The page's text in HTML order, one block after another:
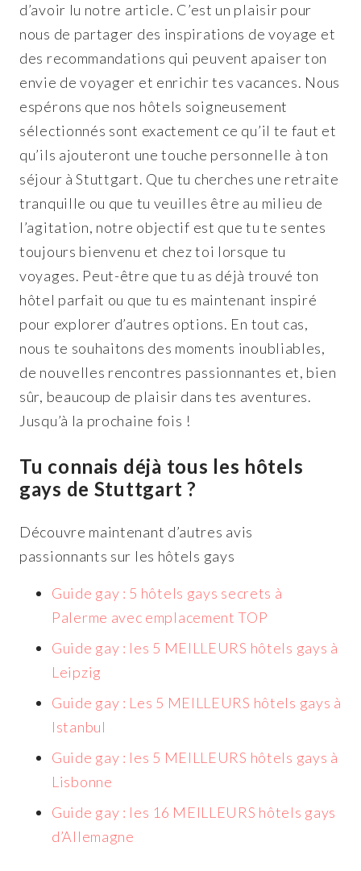
d’avoir lu notre article. C’est un plaisir pour
nous de partager des inspirations de voyage et
des recommandations qui peuvent apaiser ton
envie de voyager et enrichir tes vacances. Nous
espérons que nos hôtels soigneusement
sélectionnés sont exactement ce qu’il te faut et
qu’ils ajouteront une touche personnelle à ton
séjour à Stuttgart. Que tu cherches une retraite
tranquille ou que tu veuilles être au milieu de
l’agitation, notre objectif est que tu te sentes
toujours bienvenu et chez toi lorsque tu
voyages. Peut-être que tu as déjà trouvé ton
hôtel parfait ou que tu es maintenant inspiré
pour explorer d’autres options. En tout cas,
nous te souhaitons des moments inoubliables,
de nouvelles rencontres passionnantes et, bien
sûr, beaucoup de plaisir dans tes aventures.
Jusqu’à la prochaine fois !
Tu connais déjà tous les hôtels
gays de Stuttgart ?
Découvre maintenant d’autres avis
passionnants sur les hôtels gays
Guide gay : 5 hôtels gays secrets à
Palerme avec emplacement TOP
Guide gay : les 5 MEILLEURS hôtels gays à
Leipzig
Guide gay : Les 5 MEILLEURS hôtels gays à
Istanbul
Guide gay : les 5 MEILLEURS hôtels gays à
Lisbonne
Guide gay : les 16 MEILLEURS hôtels gays
d’Allemagne